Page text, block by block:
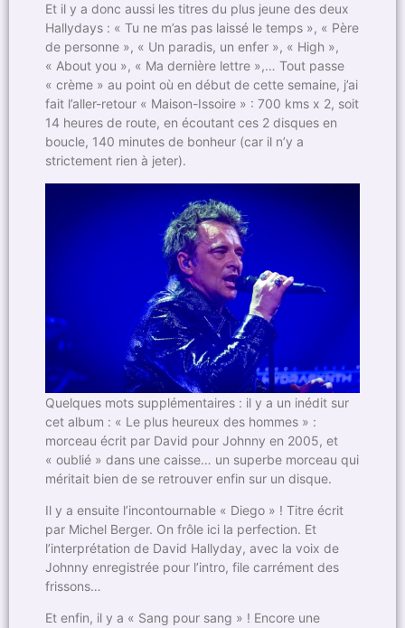
Et il y a donc aussi les titres du plus jeune des deux
Hallydays : « Tu ne m’as pas laissé le temps », « Père
de personne », « Un paradis, un enfer », « High »,
« About you », « Ma dernière lettre »,… Tout passe
« crème » au point où en début de cette semaine, j’ai
fait l’aller-retour « Maison-Issoire » : 700 kms x 2, soit
14 heures de route, en écoutant ces 2 disques en
boucle, 140 minutes de bonheur (car il n’y a
strictement rien à jeter).
Quelques mots supplémentaires : il y a un inédit sur
cet album : « Le plus heureux des hommes » :
morceau écrit par David pour Johnny en 2005, et
« oublié » dans une caisse… un superbe morceau qui
méritait bien de se retrouver enfin sur un disque.
Il y a ensuite l’incontournable « Diego » ! Titre écrit
par Michel Berger. On frôle ici la perfection. Et
l’interprétation de David Hallyday, avec la voix de
Johnny enregistrée pour l’intro, file carrément des
frissons…
Et enfin, il y a « Sang pour sang » ! Encore une